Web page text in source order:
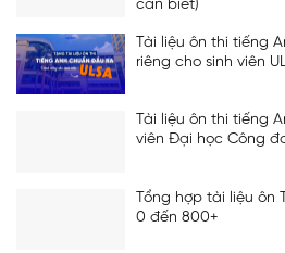
cần biết)
Tài liệu ôn thi tiếng
riêng cho sinh viên
Tài liệu ôn thi tiếng
viên Đại học Công
Tổng hợp tài liệu ôn
0 đến 800+